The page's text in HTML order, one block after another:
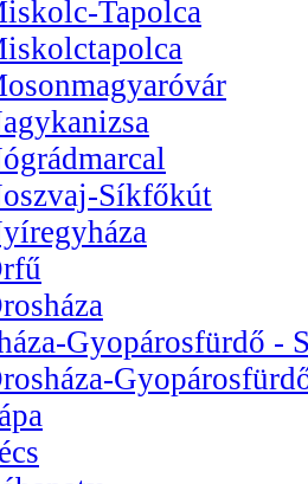
Tapolca
Síkfőkút
Gyopárosfürdő -